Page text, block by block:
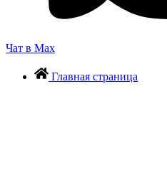
Чат в Max
Главная страница